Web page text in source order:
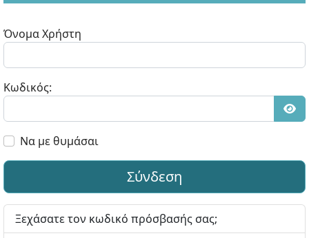
Όνομα Χρήστη
Κωδικός:
Να με θυμάσαι
Σύνδεση
Ξεχάσατε τον κωδικό πρόσβασής σας;